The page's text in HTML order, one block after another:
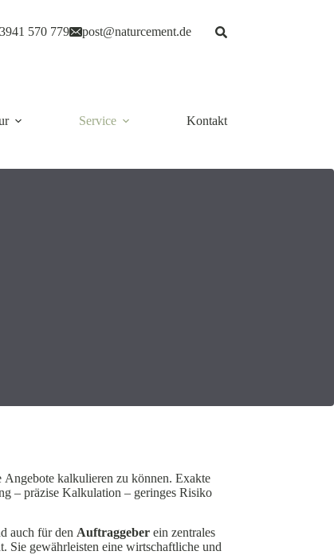
570 779 post@naturcement.de
Service Kontakt
Angebote kalku­lieren zu können. Exakte
– präzise Kalku­lation – geringes Risiko
auch für den Auftrag­geber ein zentrales
Sie gewähr­leisten eine wirtschaft­liche und